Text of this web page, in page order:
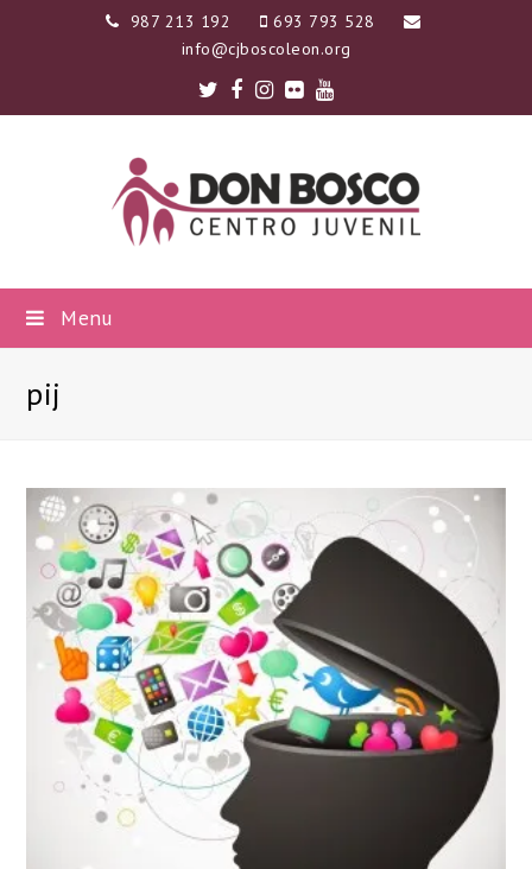
987 213 192
693 793 528
info@cjboscoleon.org
Twitter
Facebook
Instagram
FlickrYoutube
Menu
pij